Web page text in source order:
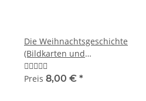
Die Weihnachtsgeschichte
(Bildkarten und
Unterrichtsmaterial)
Preis 8,00 € *